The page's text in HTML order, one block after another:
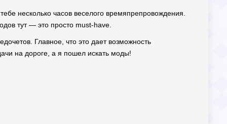
несколько часов веселого времяпрепровождения.
тут — это просто must-have.
Главное, что это дает возможность
на дороге, а я пошел искать моды!